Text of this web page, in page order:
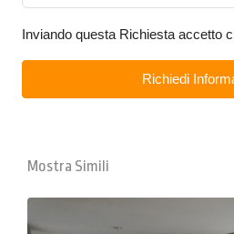
Inviando questa Richiesta accetto
Richiedi
Mostra Simili